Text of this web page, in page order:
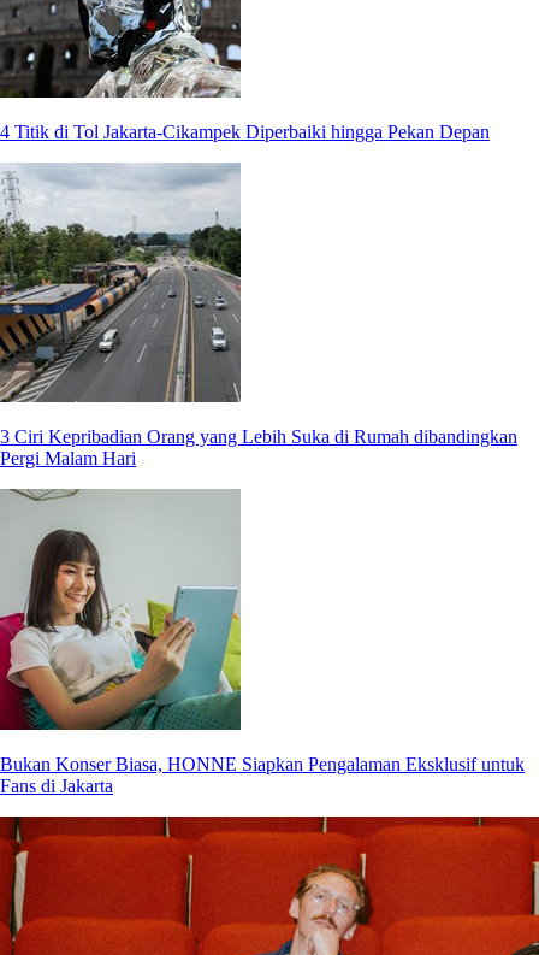
4 Titik di Tol Jakarta-Cikampek Diperbaiki hingga Pekan Depan
3 Ciri Kepribadian Orang yang Lebih Suka di Rumah dibandingkan
Pergi Malam Hari
Bukan Konser Biasa, HONNE Siapkan Pengalaman Eksklusif untuk
Fans di Jakarta